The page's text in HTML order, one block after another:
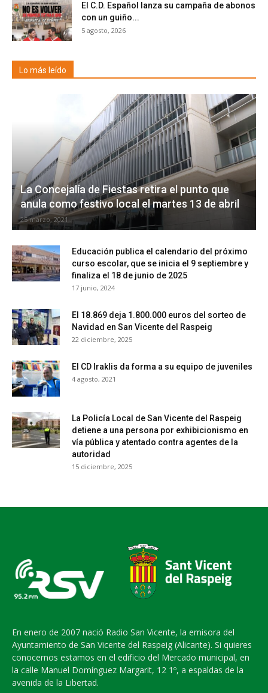
El C.D. Español lanza su campaña de abonos
con un guiño...
5 agosto, 2026
Lo más leído
La Concejalía de Fiestas retira el punto que
anula como festivo local el martes 13 de abril
25 marzo, 2021
Educación publica el calendario del próximo
curso escolar, que se inicia el 9 septiembre y
finaliza el 18 de junio de 2025
17 junio, 2024
El 18.869 deja 1.800.000 euros del sorteo de
Navidad en San Vicente del Raspeig
22 diciembre, 2025
El CD Iraklis da forma a su equipo de juveniles
4 agosto, 2021
La Policía Local de San Vicente del Raspeig
detiene a una persona por exhibicionismo en
vía pública y atentado contra agentes de la
autoridad
15 diciembre, 2025
En enero de 2007 nació Radio San Vicente, la emisora del
Ayuntamiento de San Vicente del Raspeig (Alicante). Si quieres
conocernos estamos en el edificio del Mercado municipal, en
la calle Manuel Domínguez Margarit, 12 1º, a espaldas de la
avenida de la Libertad.